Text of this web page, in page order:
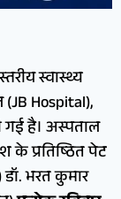
स्वास्थ्य
(JB Hospital),
है। अस्पताल
के प्रतिष्ठित पेट
भरत कुमार